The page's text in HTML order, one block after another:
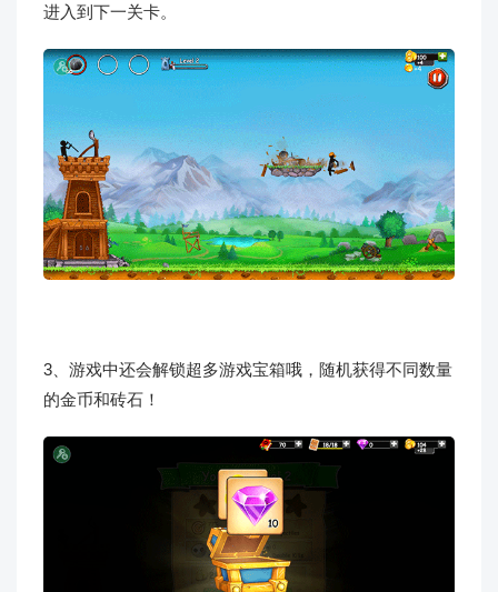
进入到下一关卡。
3、游戏中还会解锁超多游戏宝箱哦，随机获得不同数量
的金币和砖石！